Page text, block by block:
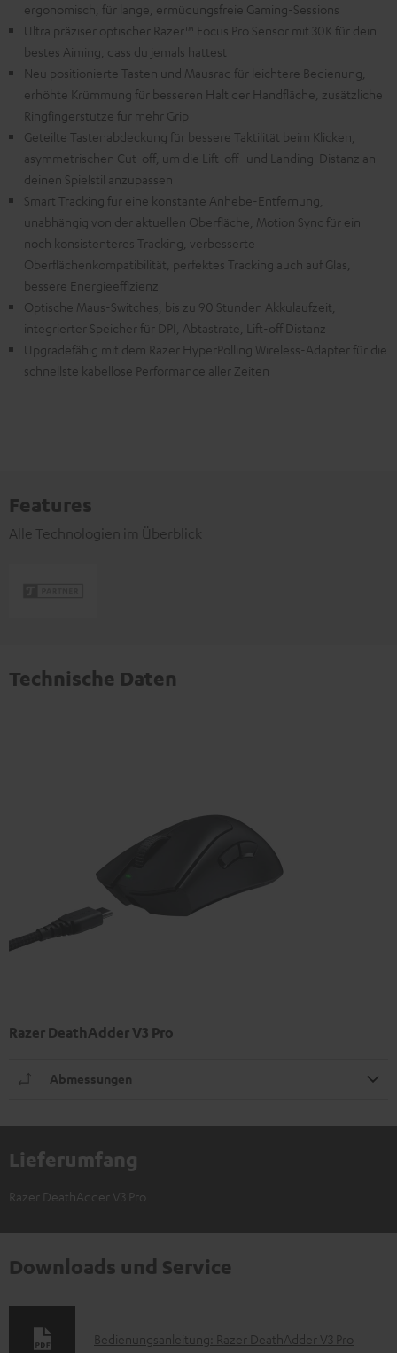
ergonomisch, für lange, ermüdungsfreie Gaming-Sessions
Ultra präziser optischer Razer™ Focus Pro Sensor mit 30K für dein
bestes Aiming, dass du jemals hattest
Neu positionierte Tasten und Mausrad für leichtere Bedienung,
erhöhte Krümmung für besseren Halt der Handfläche, zusätzliche
Ringfingerstütze für mehr Grip
Geteilte Tastenabdeckung für bessere Taktilität beim Klicken,
asymmetrischen Cut-off, um die Lift-off- und Landing-Distanz an
deinen Spielstil anzupassen
Smart Tracking für eine konstante Anhebe-Entfernung,
unabhängig von der aktuellen Oberfläche, Motion Sync für ein
noch konsistenteres Tracking, verbesserte
Oberflächenkompatibilität, perfektes Tracking auch auf Glas,
bessere Energieeffizienz
Optische Maus-Switches, bis zu 90 Stunden Akkulaufzeit,
integrierter Speicher für DPI, Abtastrate, Lift-off Distanz
Upgradefähig mit dem Razer HyperPolling Wireless-Adapter für die
schnellste kabellose Performance aller Zeiten
Features
Alle Technologien im Überblick
Technische Daten
Razer DeathAdder V3 Pro
Abmessungen
Lieferumfang
Razer DeathAdder V3 Pro
Downloads und Service
D
Bedienungsanleitung: Razer DeathAdder V3 Pro